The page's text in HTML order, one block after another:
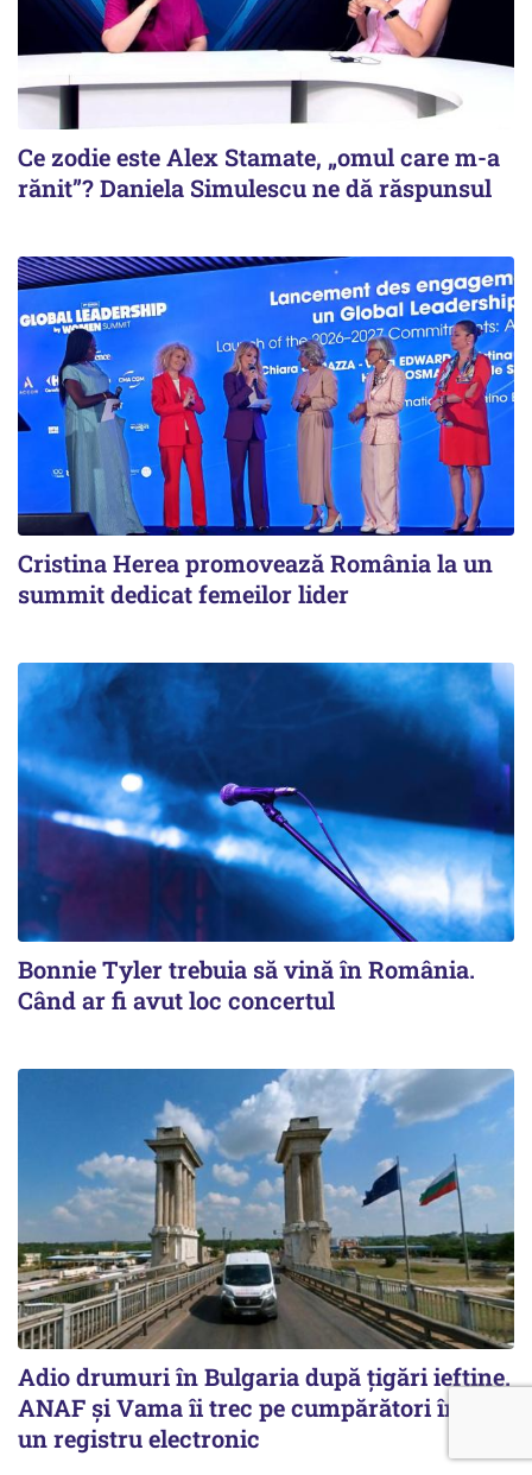
Ce zodie este Alex Stamate, „omul care m-a
rănit”? Daniela Simulescu ne dă răspunsul
Cristina Herea promovează România la un
summit dedicat femeilor lider
Bonnie Tyler trebuia să vină în România.
Când ar fi avut loc concertul
Adio drumuri în Bulgaria după țigări ieftine.
ANAF și Vama îi trec pe cumpărători într-
un registru electronic